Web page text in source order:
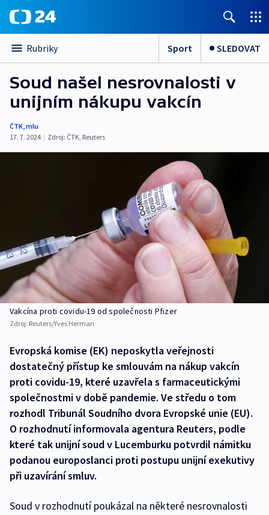
Rubriky Sport SLEDOVAT
Soud našel nesrovnalosti v
unijním nákupu vakcín
ČTK,mlu
17. 7. 2024 | Zdroj: ČTK, Reuters
Vakcína proti covidu-19 od společnosti Pfizer
Zdroj: Reuters/Yves Herman
Evropská komise (EK) neposkytla veřejnosti
dostatečný přístup ke smlouvám na nákup vakcín
proti covidu-19, které uzavřela s farmaceutickými
společnostmi v době pandemie. Ve středu o tom
rozhodl Tribunál Soudního dvora Evropské unie (EU).
O rozhodnutí informovala agentura Reuters, podle
které tak unijní soud v Lucemburku potvrdil námitku
podanou europoslanci proti postupu unijní exekutivy
při uzavírání smluv.
Soud v rozhodnutí poukázal na některé nesrovnalosti